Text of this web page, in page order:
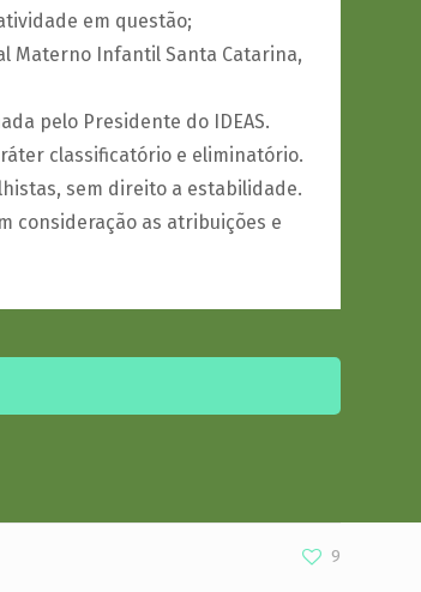
em questão;
Materno Infantil Santa Catarina,
pelo Presidente do IDEAS.
classificatório e eliminatório.
sem direito a estabilidade.
consideração as atribuições e
9